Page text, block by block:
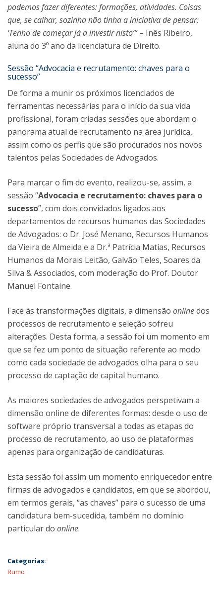
podemos fazer diferentes: formações, atividades. Coisas
que, se calhar, sozinha não tinha a iniciativa de pensar:
‘Tenho de começar já a investir nisto’”– Inês Ribeiro,
aluna do 3º ano da licenciatura de Direito.
Sessão “Advocacia e recrutamento: chaves para o
sucesso”
De forma a munir os próximos licenciados de
ferramentas necessárias para o início da sua vida
profissional, foram criadas sessões que abordam o
panorama atual de recrutamento na área jurídica,
assim como os perfis que são procurados nos novos
talentos pelas Sociedades de Advogados.
Para marcar o fim do evento, realizou-se, assim, a
sessão “Advocacia e recrutamento: chaves para o
sucesso”, com dois convidados ligados aos
departamentos de recursos humanos das Sociedades
de Advogados: o Dr. José Menano, Recursos Humanos
da Vieira de Almeida e a Dr.ª Patrícia Matias, Recursos
Humanos da Morais Leitão, Galvão Teles, Soares da
Silva & Associados, com moderação do Prof. Doutor
Manuel Fontaine.
Face às transformações digitais, a dimensão onlinedos
processos de recrutamento e seleção sofreu
alterações. Desta forma, a sessão foi um momento em
que se fez um ponto de situação referente ao modo
como cada sociedade de advogados olha para o seu
processo de captação de capital humano.
As maiores sociedades de advogados perspetivam a
dimensão online de diferentes formas: desde o uso de
software próprio transversal a todas as etapas do
processo de recrutamento, ao uso de plataformas
apenas para organização de candidaturas.
Esta sessão foi assim um momento enriquecedor entre
firmas de advogados e candidatos, em que se abordou,
em termos gerais, “as chaves” para o sucesso de uma
candidatura bem-sucedida, também no domínio
particular do online.
Categorias:
Rumo